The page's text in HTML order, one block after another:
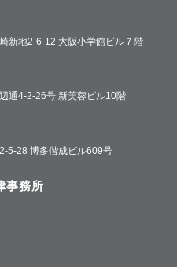
新地2-6-12 大阪小学館ビル７階
通4-2-26号 新芙蓉ビル10階
5-28 博多偕成ビル609号
事務所